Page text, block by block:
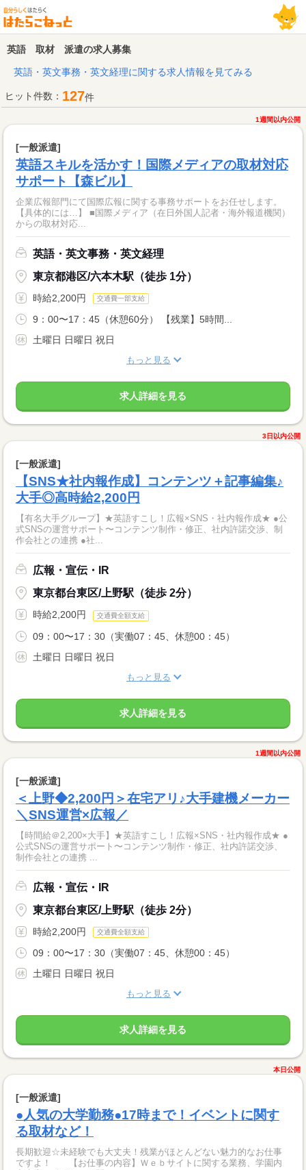
英語 取材 派遣の求人募集
英語・英文事務・英文経理に関する求人情報を見てみる
ヒット件数： 127件
1週間以内公開
[一般派遣]
英語スキルを活かす！国際メディアの取材対応
サポート【森ビル】
企業広報部門にて国際広報に関する事務サポートをお任せします。
【具体的には…】 ■国際メディア（在日外国人記者・海外報道機関）
からの取材対応...
英語・英文事務・英文経理
東京都港区/六本木駅（徒歩 1分）
時給2,200円 交通費一部支給
9：00〜17：45（休憩60分） 【残業】5時間...
土曜日 日曜日 祝日
もっと見る
求人詳細を見る
3日以内公開
[一般派遣]
【SNS★社内報作成】コンテンツ＋記事編集♪
大手◎高時給2,200円
【有名大手グループ】★英語すこし！広報×SNS・社内報作成★ ●公
式SNSの運営サポート〜コンテンツ制作・修正、社内許諾交渉、制
作会社との連携 ●社...
広報・宣伝・IR
東京都台東区/上野駅（徒歩 2分）
時給2,200円 交通費全額支給
09：00〜17：30（実働07：45、休憩00：45）
土曜日 日曜日 祝日
もっと見る
求人詳細を見る
1週間以内公開
[一般派遣]
＜上野◆2,200円＞在宅アリ♪大手建機メーカー
＼SNS運営×広報／
【時間給＠2,200×大手】★英語すこし！広報×SNS・社内報作成★ ●
公式SNSの運営サポート〜コンテンツ制作・修正、社内許諾交渉、
制作会社との連携 ...
広報・宣伝・IR
東京都台東区/上野駅（徒歩 2分）
時給2,200円 交通費全額支給
09：00〜17：30（実働07：45、休憩00：45）
土曜日 日曜日 祝日
もっと見る
求人詳細を見る
本日公開
[一般派遣]
●人気の大学勤務●17時まで！イベントに関す
る取材など！
長期歓迎☆未経験でも大丈夫！残業がほとんどない魅力的なお仕事
ですよ！ 【お仕事の内容】Ｗｅｂサイトに関する業務、学園内